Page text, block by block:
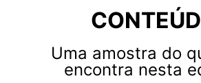
Uma amostra do
encontra nesta